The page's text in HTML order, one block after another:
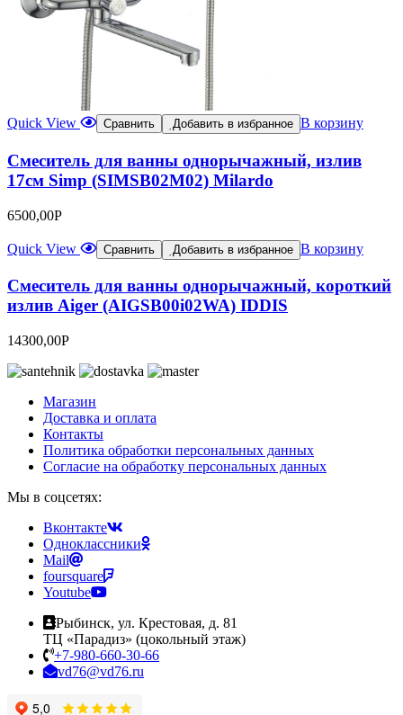
Quick View Сравнить Добавить в избранное В корзину
Смеситель для ванны однорычажный, излив
17см Simp (SIMSB02M02) Milardo
6500,00Р
Quick View Сравнить Добавить в избранное В корзину
Смеситель для ванны однорычажный, короткий
излив Aiger (AIGSB00i02WA) IDDIS
14300,00Р
Магазин
Доставка и оплата
Контакты
Политика обработки персональных данных
Согласие на обработку персональных данных
Мы в соцсетях:
Вконтакте
Одноклассники
Mail
foursquare
Youtube
Рыбинск, ул. Крестовая, д. 81
ТЦ «Парадиз» (цокольный этаж)
+7-980-660-30-66
vd76@vd76.ru